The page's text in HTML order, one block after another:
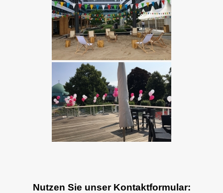
Nutzen Sie unser Kontaktformular: